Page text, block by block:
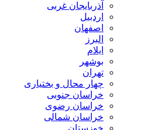
آذربایجان غربی
اردبیل
اصفهان
البرز
ایلام
بوشهر
تهران
چهار محال و بختیاری
خراسان جنوبی
خراسان رضوی
خراسان شمالی
خوزستان